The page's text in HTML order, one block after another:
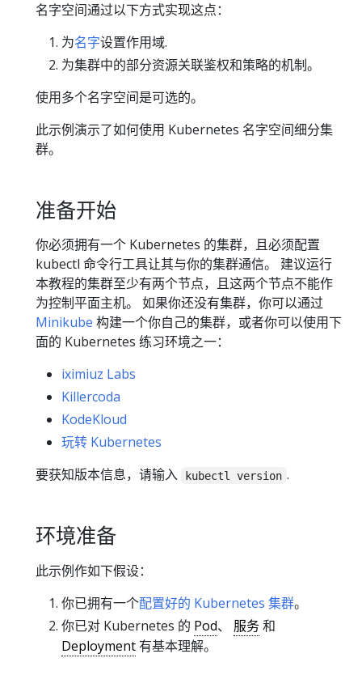
名字空间通过以下方式实现这点：
为名字设置作用域.
为集群中的部分资源关联鉴权和策略的机制。
使用多个名字空间是可选的。
此示例演示了如何使用 Kubernetes 名字空间细分集
群。
准备开始
你必须拥有一个 Kubernetes 的集群，且必须配置
kubectl 命令行工具让其与你的集群通信。 建议运行
本教程的集群至少有两个节点，且这两个节点不能作
为控制平面主机。 如果你还没有集群，你可以通过
Minikube 构建一个你自己的集群，或者你可以使用下
面的 Kubernetes 练习环境之一：
iximiuz Labs
Killercoda
KodeKloud
玩转 Kubernetes
要获知版本信息，请输入
kubectl version .
环境准备
此示例作如下假设：
你已拥有一个配置好的 Kubernetes 集群。
你已对 Kubernetes 的 Pod、 服务和
Deployment有基本理解。